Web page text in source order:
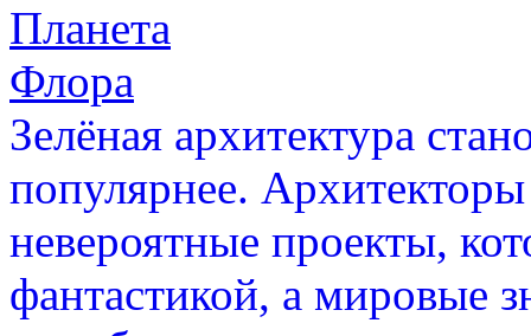
Планета
Флора
Зелёная архитектура
популярнее.
невероятные проекты,
фантастикой, а мировые